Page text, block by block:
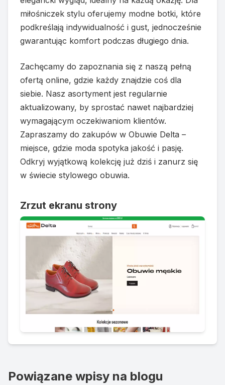
miłośniczek stylu oferujemy modne botki, które
podkreślają indywidualność i gust, jednocześnie
gwarantując komfort podczas długiego dnia.
Zachęcamy do zapoznania się z naszą pełną
ofertą online, gdzie każdy znajdzie coś dla
siebie. Nasz asortyment jest regularnie
aktualizowany, by sprostać nawet najbardziej
wymagającym oczekiwaniom klientów.
Zapraszamy do zakupów w Obuwie Delta –
miejsce, gdzie moda spotyka jakość i pasję.
Odkryj wyjątkową kolekcję już dziś i zanurz się
w świecie stylowego obuwia.
Zrzut ekranu strony
Powiązane wpisy na blogu